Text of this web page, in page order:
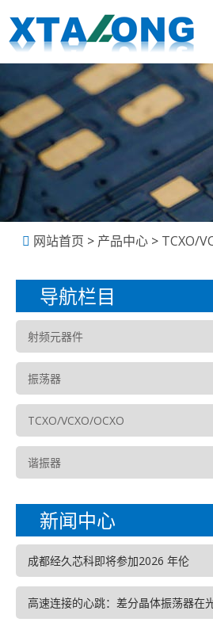
网站首页 > 产品中心 > TCXO/
导航栏目
射频元器件
振荡器
TCXO/VCXO/OCXO
谐振器
新闻中心
成都经久芯科即将参加2026 年伦
高速连接的心跳：差分晶体振荡器在